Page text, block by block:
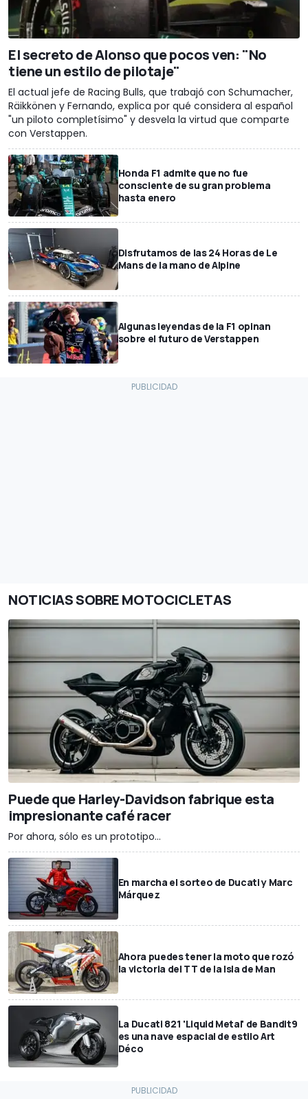
El secreto de Alonso que pocos ven: "No
tiene un estilo de pilotaje"
El actual jefe de Racing Bulls, que trabajó con Schumacher,
Räikkönen y Fernando, explica por qué considera al español
"un piloto completísimo" y desvela la virtud que comparte
con Verstappen.
Honda F1 admite que no fue
consciente de su gran problema
hasta enero
Disfrutamos de las 24 Horas de Le
Mans de la mano de Alpine
Algunas leyendas de la F1 opinan
sobre el futuro de Verstappen
NOTICIAS SOBRE MOTOCICLETAS
Puede que Harley-Davidson fabrique esta
impresionante café racer
Por ahora, sólo es un prototipo...
En marcha el sorteo de Ducati y Marc
Márquez
Ahora puedes tener la moto que rozó
la victoria del TT de la Isla de Man
La Ducati 821 'Liquid Metal' de Bandit9
es una nave espacial de estilo Art
Déco